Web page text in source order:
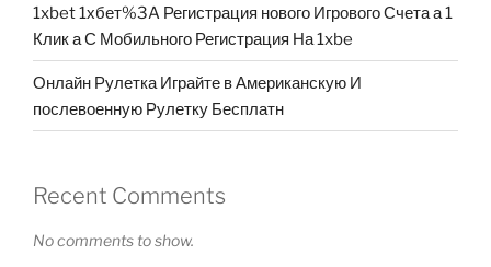
1xbet 1хбет%3A Регистрация нового Игрового Счета а 1
Клик а С Мобильного Регистрация На 1xbe
Онлайн Рулетка Играйте в Американскую И
послевоенную Рулетку Бесплатн
Recent Comments
No comments to show.